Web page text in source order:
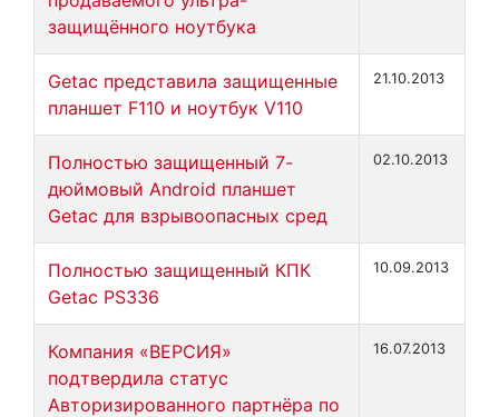
защищённого ноутбука
Getac представила защищенные
планшет F110 и ноутбук V110
21.10.2013
Полностью защищенный 7-
дюймовый Android планшет
Getac для взрывоопасных сред
02.10.2013
Полностью защищенный КПК
Getac PS336
10.09.2013
Компания «ВЕРСИЯ»
подтвердила статус
Авторизированного партнёра по
16.07.2013